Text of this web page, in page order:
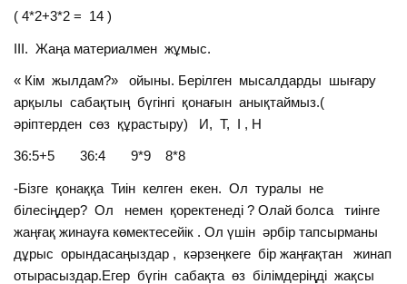
( 4*2+3*2 = 14 )
ІІІ. Жаңа материалмен жұмыс.
« Кім жылдам?» ойыны. Берілген мысалдарды шығару
арқылы сабақтың бүгінгі қонағын анықтаймыз.(
әріптерден сөз құрастыру) И, Т, І , Н
36:5+5 36:4 9*9 8*8
-Бізге қонаққа Тиін келген екен. Ол туралы не
білесіңдер? Ол немен қоректенеді ? Олай болса тиінге
жаңғақ жинауға көмектесейік . Ол үшін әрбір тапсырманы
дұрыс орындасаңыздар , кәрзеңкеге бір жаңғақтан жинап
отырасыздар.Егер бүгін сабақта өз білімдеріңді жақсы